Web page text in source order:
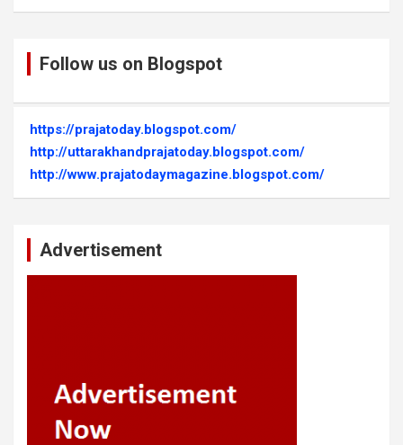
Follow us on Blogspot
https://prajatoday.blogspot.com/
http://uttarakhandprajatoday.blogspot.com/
http://www.prajatodaymagazine.blogspot.com/
Advertisement